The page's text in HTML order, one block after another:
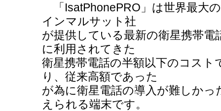
「IsatPhonePRO」は世界最大
インマルサット社
が提供している最新の衛星携帯電
に利用されてきた
衛星携帯電話の半額以下のコスト
り、従来高額であった
が為に衛星電話の導入が難しか
えられる端末です。